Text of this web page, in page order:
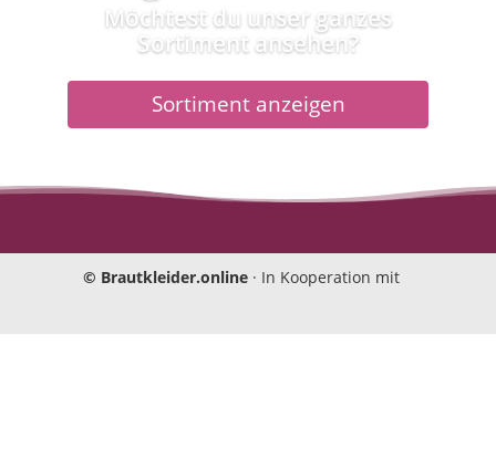
Möchtest du unser ganzes
Sortiment ansehen?
Sortiment anzeigen
© Brautkleider.online · In Kooperation mit
Einwilligungen bearbeiten